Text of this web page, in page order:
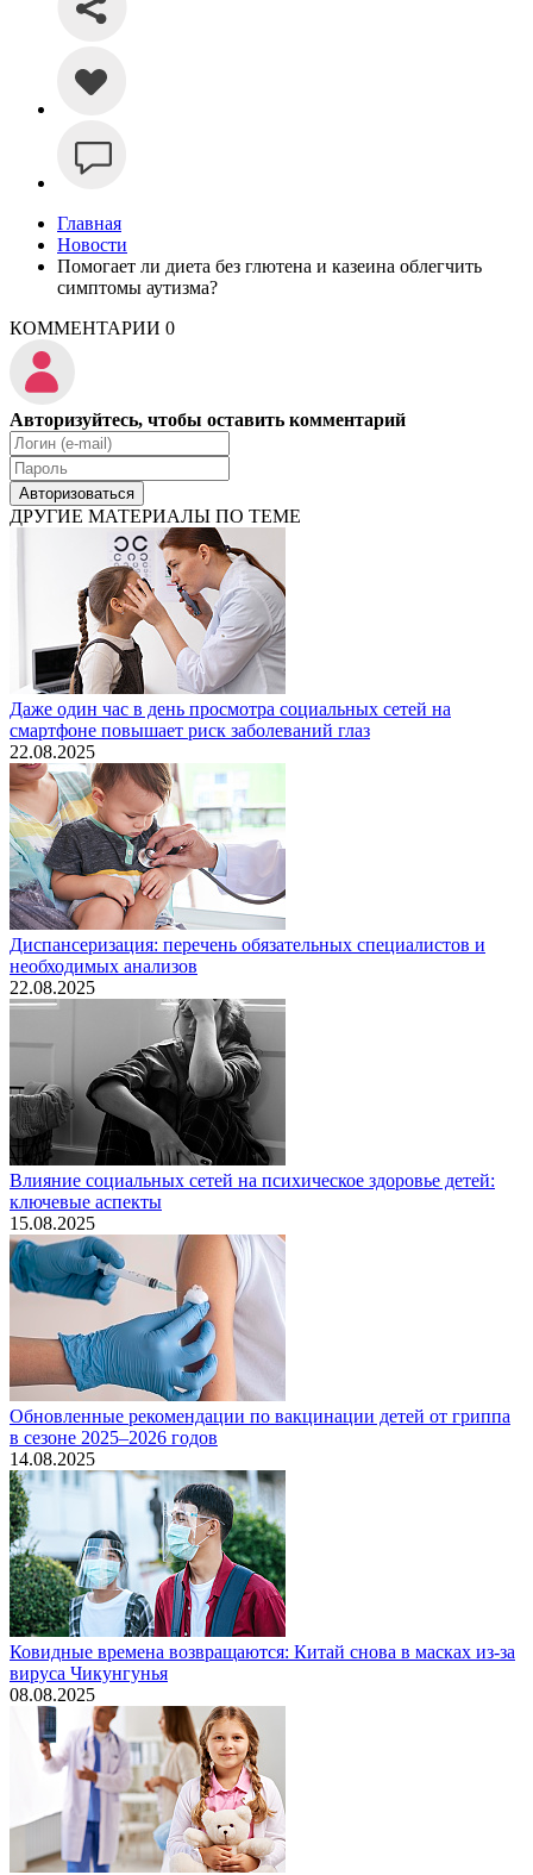
Главная
Новости
Помогает ли диета без глютена и казеина облегчить
симптомы аутизма?
КОММЕНТАРИИ 0
Авторизуйтесь, чтобы оставить комментарий
Авторизоваться
ДРУГИЕ МАТЕРИАЛЫ ПО ТЕМЕ
Даже один час в день просмотра социальных сетей на
смартфоне повышает риск заболеваний глаз
22.08.2025
Диспансеризация: перечень обязательных специалистов и
необходимых анализов
22.08.2025
Влияние социальных сетей на психическое здоровье детей:
ключевые аспекты
15.08.2025
Обновленные рекомендации по вакцинации детей от гриппа
в сезоне 2025–2026 годов
14.08.2025
Ковидные времена возвращаются: Китай снова в масках из-за
вируса Чикунгунья
08.08.2025